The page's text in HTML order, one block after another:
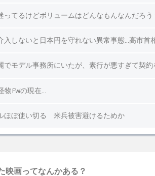
映画ってなんかある？